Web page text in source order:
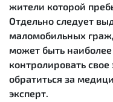
жители которой
Отдельно следует
маломобильных
может быть
контролировать
обратиться за
эксперт.